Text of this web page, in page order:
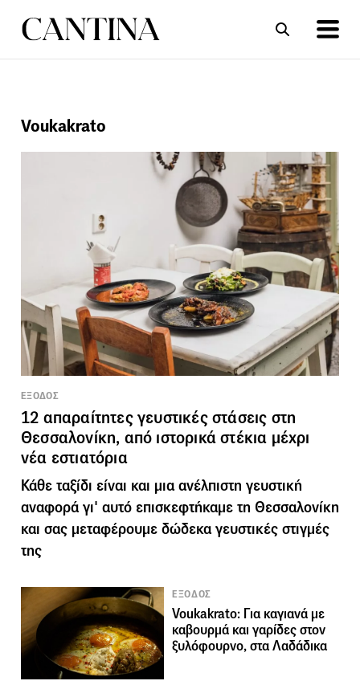
ΣΥΝΤΑΓΕΣ
Voukakrato
ΕΞΟΔΟΣ
12 απαραίτητες γευστικές στάσεις στη
Θεσσαλονίκη, από ιστορικά στέκια μέχρι
νέα εστιατόρια
Κάθε ταξίδι είναι και μια ανέλπιστη γευστική
αναφορά γι' αυτό επισκεφτήκαμε τη Θεσσαλονίκη
και σας μεταφέρουμε δώδεκα γευστικές στιγμές
της
ΕΞΟΔΟΣ
Voukakrato: Για καγιανά με
καβουρμά και γαρίδες στον
ξυλόφουρνο, στα Λαδάδικα